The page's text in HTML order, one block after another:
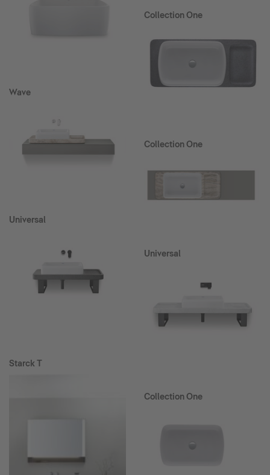
Wave
Universal
Starck T
Collection One
Collection One
Universal
Collection One